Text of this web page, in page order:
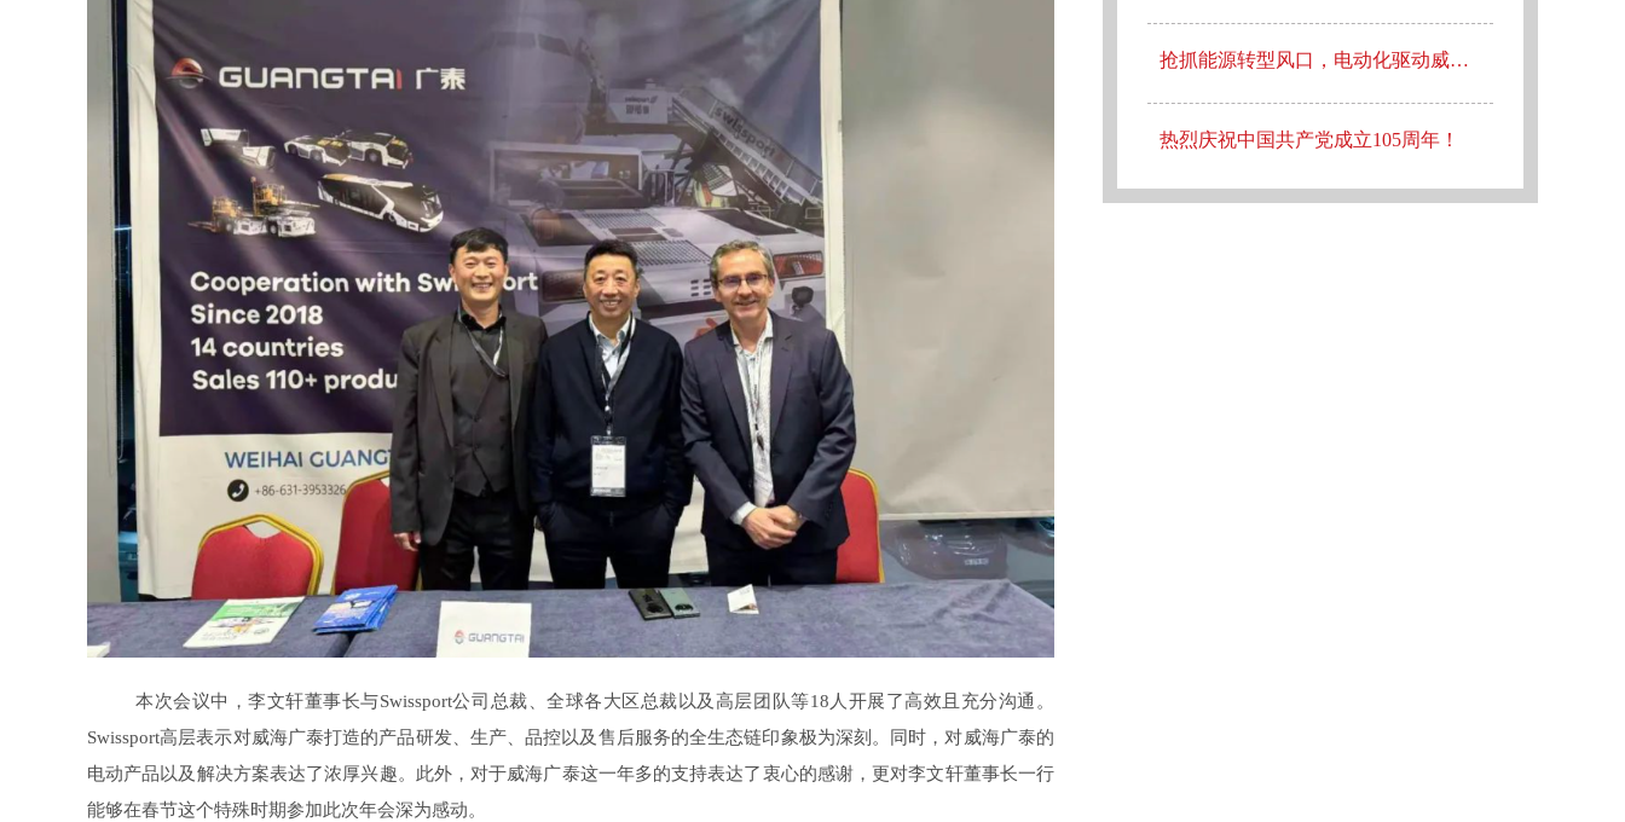
本次会议中，李文轩董事长与Swissport公司总裁、全球各大区总裁以及高层团队等18人开展了高效且充分沟通。
Swissport高层表示对威海广泰打造的产品研发、生产、品控以及售后服务的全生态链印象极为深刻。同时，对威海广泰的
电动产品以及解决方案表达了浓厚兴趣。此外，对于威海广泰这一年多的支持表达了衷心的感谢，更对李文轩董事长一行
能够在春节这个特殊时期参加此次年会深为感动。
抢抓能源转型风口，电动化驱动威海广泰欧洲业务腾飞
热烈庆祝中国共产党成立105周年！